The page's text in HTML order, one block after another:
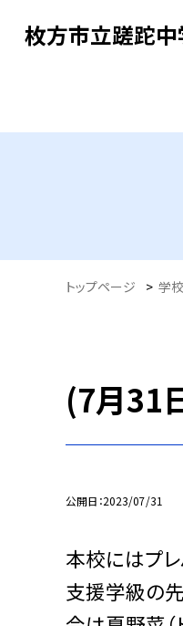
枚方市立蹉跎
トップページ > 学
(7月31
公開日 2023/07/31
本校にはプ
支援学級の先